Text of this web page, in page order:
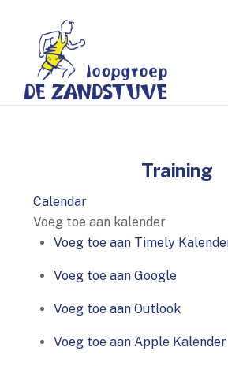
content
Training
Calendar
Voeg toe aan kalender
Voeg toe aan Timely
Voeg toe aan Google
Voeg toe aan Outlook
Voeg toe aan Apple Kalender